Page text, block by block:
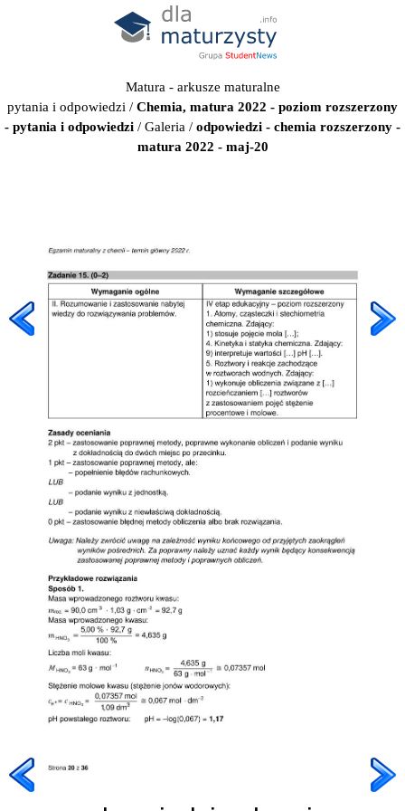
Matura - arkusze maturalne
pytania i odpowiedzi / Chemia, matura 2022 - poziom rozszerzony
- pytania i odpowiedzi / Galeria / odpowiedzi - chemia rozszerzony -
matura 2022 - maj-20